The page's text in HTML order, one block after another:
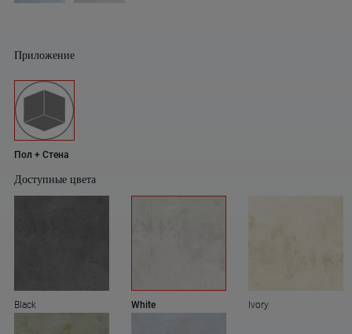
Приложение
Пол + Стена
Доступные цвета
Black White Ivory